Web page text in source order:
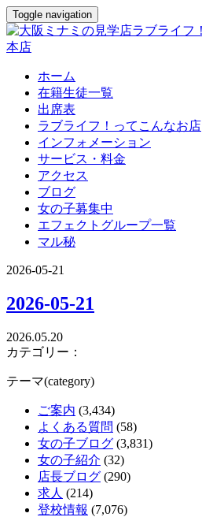
Toggle navigation
ホーム
在籍生徒一覧
出席表
ラブライフ！ってこんなお店
インフォメーション
サービス・料金
アクセス
ブログ
女の子募集中
エフェクトグループ一覧
マル秘
2026-05-21
2026-05-21
2026.05.20
カテゴリー：
テーマ(category)
ご案内 (3,434)
よくある質問 (58)
女の子ブログ (3,831)
女の子紹介 (32)
店長ブログ (290)
求人 (214)
登校情報 (7,076)